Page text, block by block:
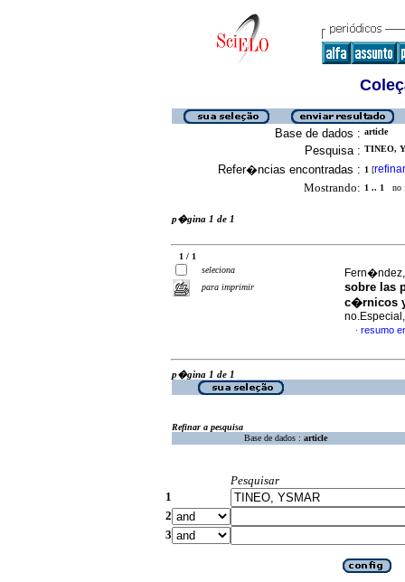
Base de dados : article
Pesquisa : TINEO,
Refer�ncias encontradas : 1 [refinar
Mostrando: 1 .. 1 no
p�gina 1 de 1
1 / 1
seleciona
para imprimir
sobre las
c�rnicos
· resumo
p�gina 1 de 1
Refinar a pesquisa
Base de dados : article
Pesquisar
1
2
3